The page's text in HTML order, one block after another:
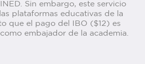
Sin embargo, este servicio
plataformas educativas de la
que el pago del IBO ($12) es
embajador de la academia.